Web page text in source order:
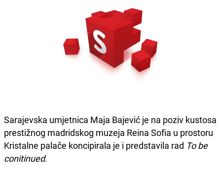
Sarajevska umjetnica Maja Bajević je na poziv kustosa
prestižnog madridskog muzeja Reina Sofia u prostoru
Kristalne palače koncipirala je i predstavila rad To be
conitinued.